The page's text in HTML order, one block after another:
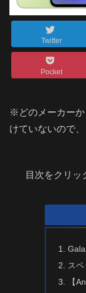
Twitter
Pocket
※どのメーカーか
けていないので
目次をクリッ
ス
【